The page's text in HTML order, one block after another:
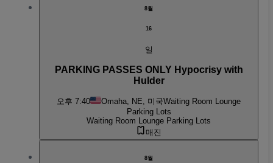
8월
16
일
PARKING PASSES ONLY Hypocrisy with
Hulder
오후 7:40 Omaha, NE, 미국Waiting Room Lounge
Parking Lots
Waiting Room Lounge Parking Lots
매진
8월